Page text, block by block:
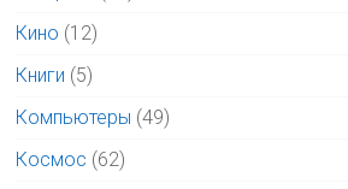
Кино (12)
Книги (5)
Компьютеры (49)
Космос (62)